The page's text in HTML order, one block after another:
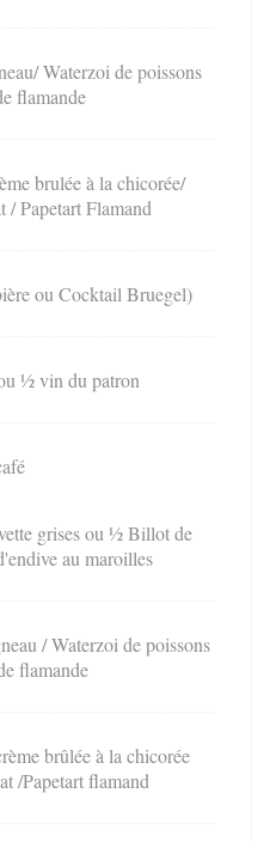
Waterzoi de poissons
flamande
brulée à la chicorée/
/ Papetart Flamand
ou Cocktail Bruegel)
½ vin du patron
grises ou ½ Billot de
au maroilles
/ Waterzoi de poissons
flamande
brûlée à la chicorée
/Papetart flamand